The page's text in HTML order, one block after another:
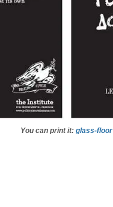
You can print it:glass-floor